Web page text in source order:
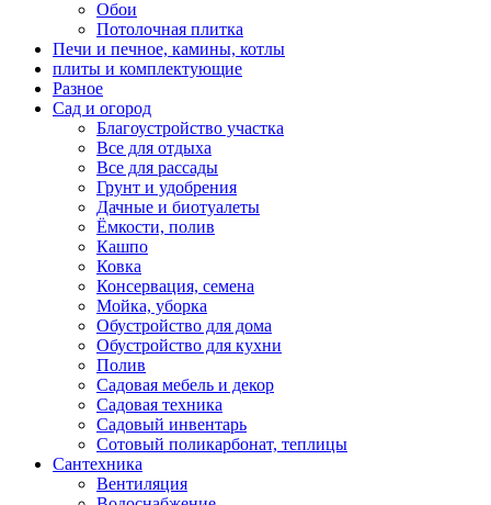
Обои
Потолочная плитка
Печи и печное, камины, котлы
плиты и комплектующие
Разное
Сад и огород
Благоустройство участка
Все для отдыха
Все для рассады
Грунт и удобрения
Дачные и биотуалеты
Ёмкости, полив
Кашпо
Ковка
Консервация, семена
Мойка, уборка
Обустройство для дома
Обустройство для кухни
Полив
Садовая мебель и декор
Садовая техника
Садовый инвентарь
Сотовый поликарбонат, теплицы
Сантехника
Вентиляция